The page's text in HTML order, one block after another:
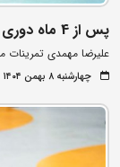
پس از 4 ماه دوری از تشک کشتی
علیرضا مهمدی تمرینات
چهارشنبه ۸ بهمن ۱۴۰۴